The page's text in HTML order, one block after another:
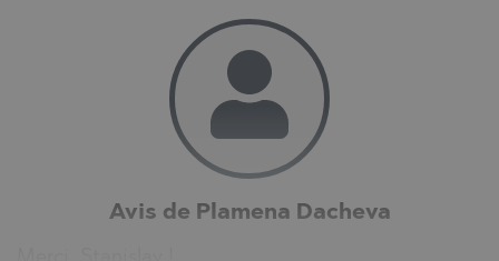
Avis de Plamena Dacheva